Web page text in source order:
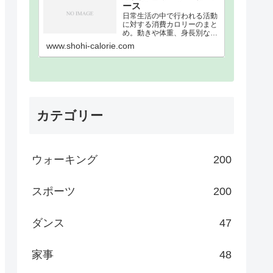
ース
日常生活の中で行われる活動
に対する消費カロリーのまと
め。動きや体重、身長別な
類。消費カロリーまとめウォ
ーキング｜歩数別｜消費カロ
歩900歩10…
www.shohi-calorie.com
カテゴリー
ウォーキング 200
スポーツ 200
ダンス 47
家事 48